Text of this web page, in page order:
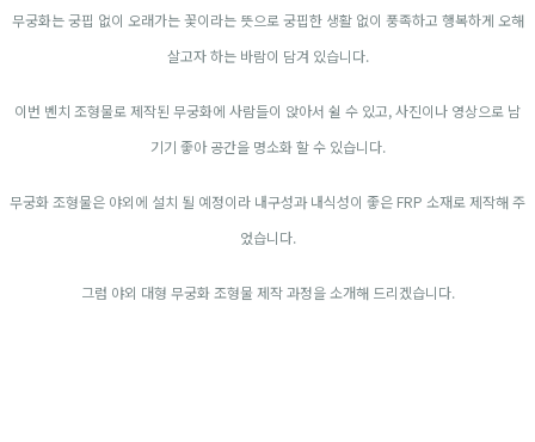
무궁화는 궁핍 없이 오래가는 꽃이라는 뜻으로 궁핍한 생활 없이 풍족하고 행복하게 오해
살고자 하는 바람이 담겨 있습니다.
이번 벤치 조형물로 제작된 무궁화에 사람들이 앉아서 쉴 수 있고,사진이나 영상으로 남
기기 좋아 공간을 명소화 할 수 있습니다.
무궁화 조형물은 야외에 설치 될 예정이라 내구성과 내식성이 좋은 FRP 소재로 제작해 주
었습니다.
그럼 야외 대형 무궁화 조형물 제작 과정을 소개해 드리겠습니다.